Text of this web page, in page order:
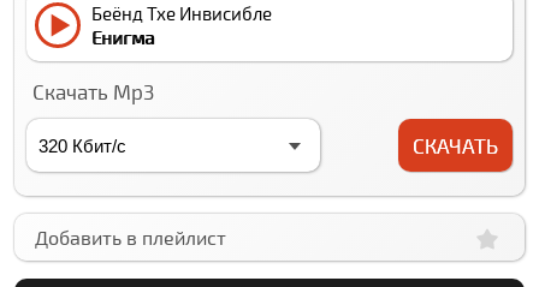
Беёнд Тхе Инвисибле
Енигма
Скачать Mp3
СКАЧАТЬ
Добавить в плейлист